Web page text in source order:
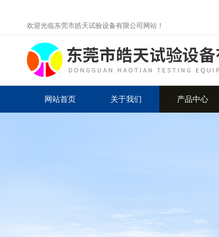
欢迎光临东莞市皓天试验设备有限公司网站！
网站首页 关于我们 产品中心